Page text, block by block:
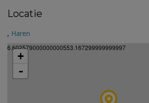
Locatie
, Haren
6.602579000000000553.167299999999997
+
-